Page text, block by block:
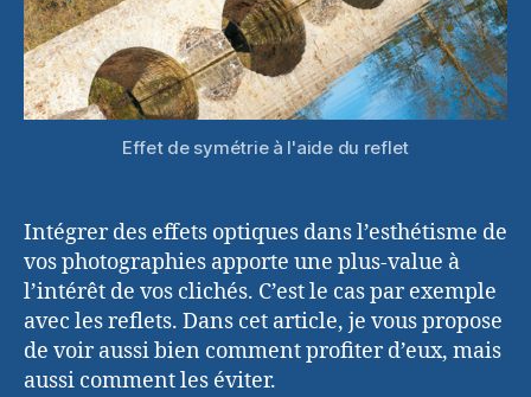
Effet de symétrie à l'aide du reflet
Intégrer des effets optiques dans l’esthétisme de
vos photographies apporte une plus-value à
l’intérêt de vos clichés. C’est le cas par exemple
avec les reflets. Dans cet article, je vous propose
de voir aussi bien comment profiter d’eux, mais
aussi comment les éviter.